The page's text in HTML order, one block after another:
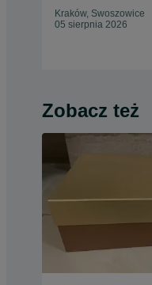
Kraków, Swoszowice
05 sierpnia 2026
Zobacz też